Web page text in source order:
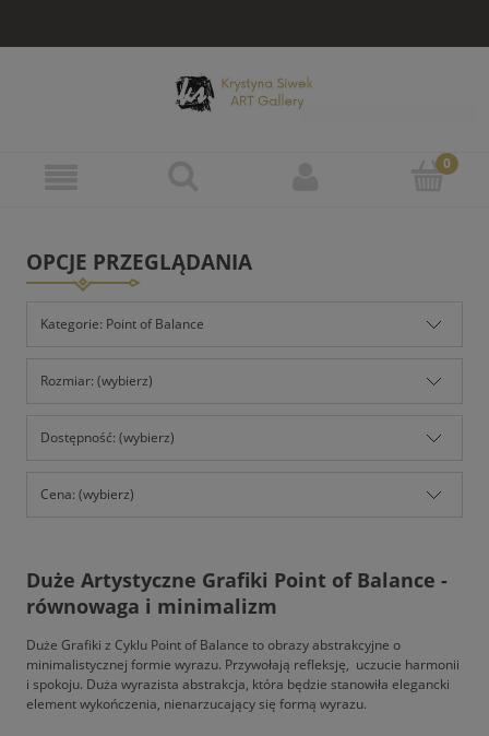
OPCJE PRZEGLĄDANIA
Kategorie: Point of Balance
Rozmiar: (wybierz)
Dostępność: (wybierz)
Cena: (wybierz)
Duże Artystyczne Grafiki Point of Balance -
równowaga i minimalizm
Duże Grafiki z Cyklu Point of Balance to obrazy abstrakcyjne o
minimalistycznej formie wyrazu. Przywołają refleksję, uczucie harmonii
i spokoju. Duża wyrazista abstrakcja, która będzie stanowiła elegancki
element wykończenia, nienarzucający się formą wyrazu.